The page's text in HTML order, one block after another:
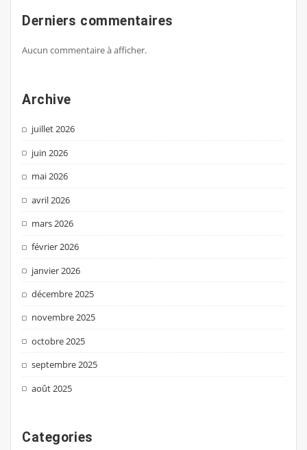
Derniers commentaires
Aucun commentaire à afficher.
Archive
juillet 2026
juin 2026
mai 2026
avril 2026
mars 2026
février 2026
janvier 2026
décembre 2025
novembre 2025
octobre 2025
septembre 2025
août 2025
Categories